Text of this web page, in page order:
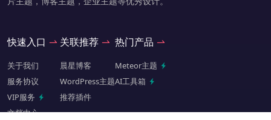
快速入口
关于我们
服务协议
VIP服务
文档中心
关联推荐
晨星博客
WordPress主题
推荐插件
热门产品
Meteor主题
AI工具箱